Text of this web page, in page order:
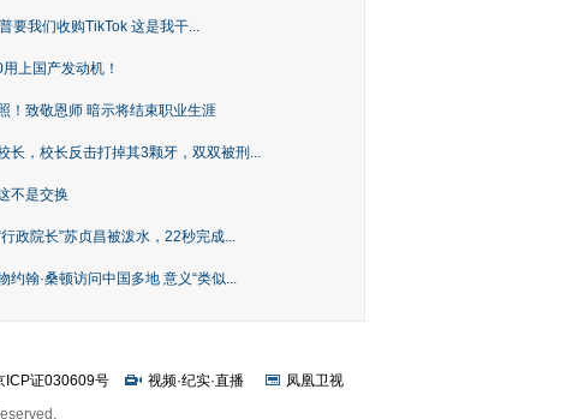
要我们收购TikTok 这是我干...
上国产发动机！
！致敬恩师 暗示将结束职业生涯
长，校长反击打掉其3颗牙，双双被刑...
不是交换
政院长”苏贞昌被泼水，22秒完成...
约翰·桑顿访问中国多地 意义“类似...
ICP证030609号 视频·纪实·直播
凤凰卫视